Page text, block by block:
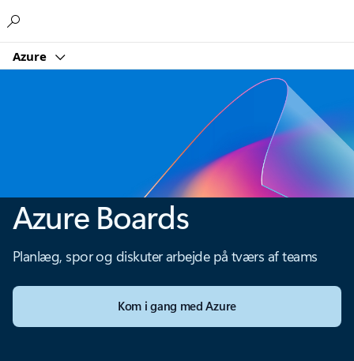
Azure
Azure Boards
Planlæg, spor og diskuter arbejde på tværs af teams
Kom i gang med Azure